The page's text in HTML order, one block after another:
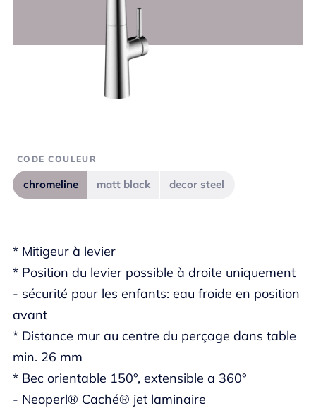
* Mitigeur à levier
* Position du levier possible à droite uniquement
- sécurité pour les enfants: eau froide en position
avant
* Distance mur au centre du perçage dans table
min. 26 mm
* Bec orientable 150°, extensible a 360°
- Neoperl® Caché® jet laminaire
CODE COULEUR
chromeline matt black decor steel